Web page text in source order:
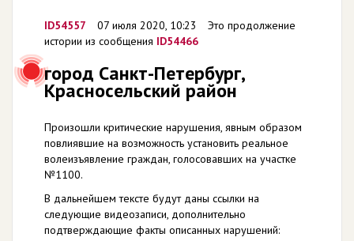
ID54557 07 июля 2020, 10:23
Это продолжение
истории из сообщения ID54466
город Санкт-Петербург,
Красносельский район
Произошли критические нарушения, явным образом
повлиявшие на возможность установить реальное
волеизъявление граждан, голосовавших на участке
№1100.
В дальнейшем тексте будут даны ссылки на
следующие видеозаписи, дополнительно
подтверждающие факты описанных нарушений: